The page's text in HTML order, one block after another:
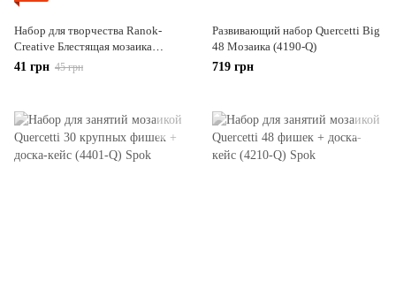
Набор для творчества Ranok-
Creative Блестящая мозаика
Дасти (13153110Р)
41 грн 45 грн
Развивающий набор Quercetti Big
48 Мозаика (4190-Q)
719 грн